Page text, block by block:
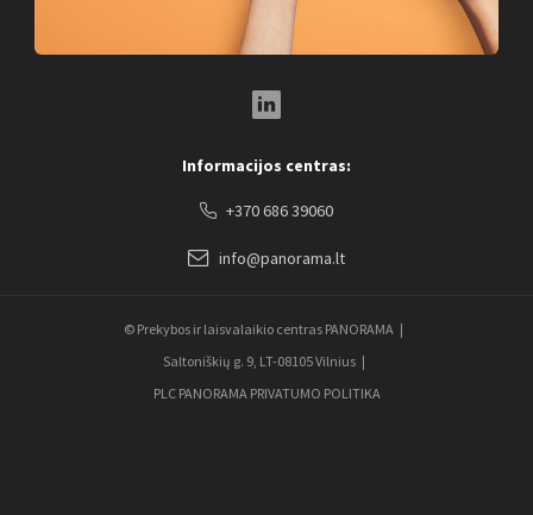
Informacijos centras:
+370 686 39060
info@panorama.lt
© Prekybos ir laisvalaikio centras PANORAMA
Saltoniškių g. 9, LT-08105 Vilnius
PLC PANORAMA PRIVATUMO POLITIKA